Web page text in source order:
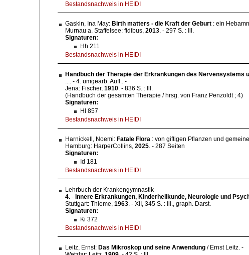
Bestandsnachweis in HEIDI
Gaskin, Ina May: Birth matters - die Kraft der Geburt : ein
Murnau a. Staffelsee: fidibus, 2013. - 297 S. : Ill.
Signaturen:
Hh 211
Bestandsnachweis in HEIDI
Handbuch der Therapie der Erkrankungen des Nervensystems
.... - 4. umgearb. Aufl.. -
Jena: Fischer, 1910. - 836 S. : Ill.
(Handbuch der gesamten Therapie / hrsg. von Franz Penzoldt ; 4)
Signaturen:
Hl 857
Bestandsnachweis in HEIDI
Harnickell, Noemi: Fatale Flora : von giftigen Pflanzen und
Hamburg: HarperCollins, 2025. - 287 Seiten
Signaturen:
Id 181
Bestandsnachweis in HEIDI
Lehrbuch der Krankengymnastik
4. - Innere Erkrankungen, Kinderheilkunde, Neurologie und
Stuttgart: Thieme, 1963. - XII, 345 S. : Ill., graph. Darst.
Signaturen:
Ki 372
Bestandsnachweis in HEIDI
Leitz, Ernst: Das Mikroskop und seine Anwendung / Ernst Leitz. -